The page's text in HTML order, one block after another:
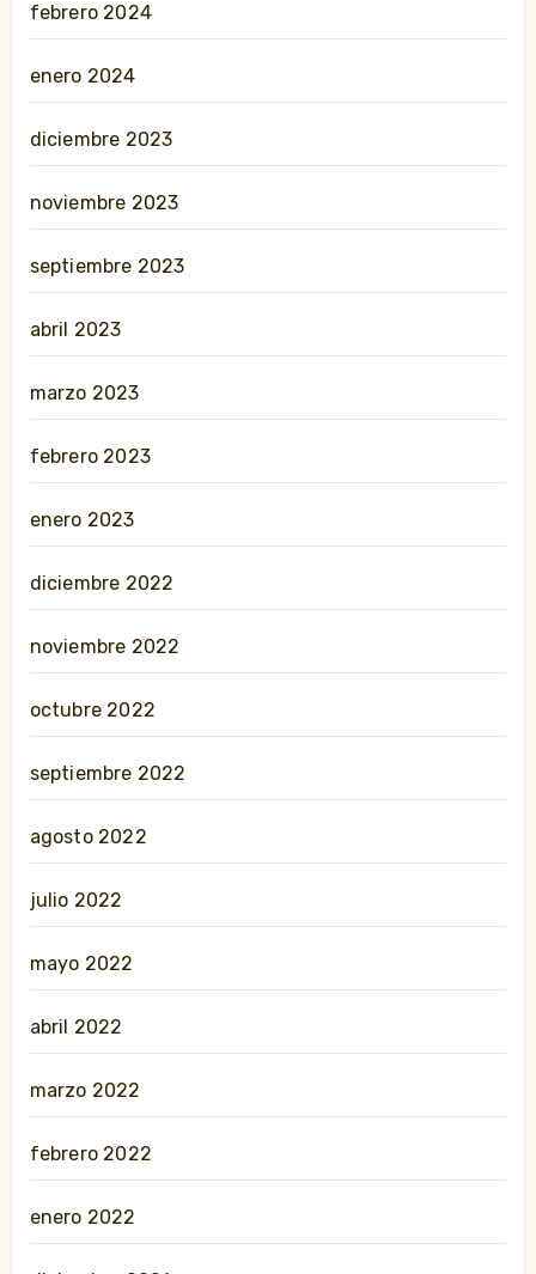
febrero 2024
enero 2024
diciembre 2023
noviembre 2023
septiembre 2023
abril 2023
marzo 2023
febrero 2023
enero 2023
diciembre 2022
noviembre 2022
octubre 2022
septiembre 2022
agosto 2022
julio 2022
mayo 2022
abril 2022
marzo 2022
febrero 2022
enero 2022